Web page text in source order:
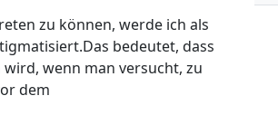
zu können, werde ich als
bedeutet, dass
wenn man versucht, zu
dem